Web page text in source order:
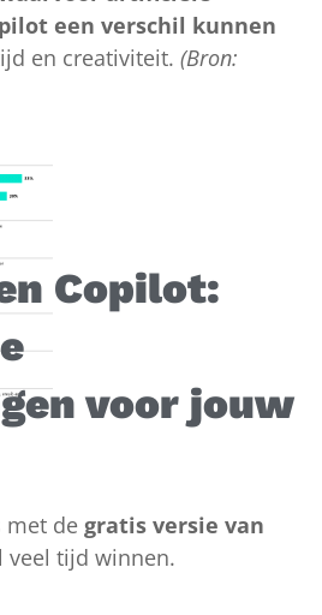
een verschil kunnen
en creativiteit. (Bron:
Copilot:
voor jouw
met de gratis versie van
veel tijd winnen.